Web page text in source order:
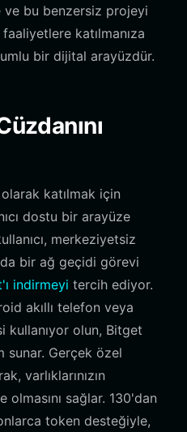
ve bu benzersiz projeyi
katılmanıza
bir dijital arayüzdür.
katılmak için
dostu bir arayüze
merkeziyetsiz
bir ağ geçidi görevi
indirmeyi tercih ediyor.
akıllı telefon veya
kullanıyor olun, Bitget
sunar. Gerçek özel
varlıklarınızın
olmasını sağlar. 130'dan
token desteğiyle,